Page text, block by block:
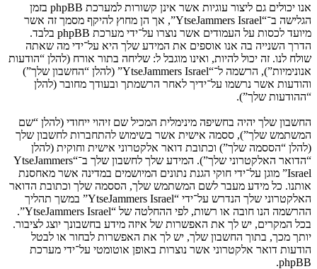
אנו יכולים גם ליצור עוגיות אשר אינן קשורות למערכת phpBB בזמן
הגלישה ב־“YtseJammers Israel”, אך הן מחוץ להיקף מסמך זה אשר
מיועד לכסות על העמודים אשר נוצרו על־ידי מערכת phpBB בלבד.
הדרך השנייה בה אנו אוספים את המידע שלך היא על־ידי מה שאתה
שולח לנו. זה יכול להיות, ואינו מוגבל ל: שליחה בתור אורח (להלן “הודעות
אנונימיות”), הרשמה ל־“YtseJammers Israel” (להלן “החשבון שלך”)
והודעות אשר נרשמו על־ידיך לאחר הרשמתך ובעודך מחובר (להלן
“ההודעות שלך”).
החשבון שלך יהיה בחשיפה מינימלית המכיל שם זיהוי ייחודי (להלן “שם
המשתמש שלך”), ססמה אישית אשר בשימוש להתחברות לחשבון שלך
(להלן “הססמה שלך”) וכתובת דואר אלקטרוני אישית וחוקית (להלן
“הדואר האלקטרוני שלך”). המידע שלך לחשבון שלך ב־“YtseJammers
Israel” מוגן על־ידי חוקי הגנת נתונים המיושמים במדינה אשר מאחסנת
אותנו. כל מידע מעבר לשם המשתמש שלך, הססמה שלך וכתובת הדואר
האלקטרוני שלך הנדרש על־ידי “YtseJammers Israel” במשך תהליך
ההרשמה הנו חובה או רשות, לפי ההחלטה של “YtseJammers Israel”.
בכל המקרים, יש לך את האפשרות של איזה מידע בחשבונך יוצג לציבור.
יותך מכך, בתוך החשבון שלך, יש לך את האפשרות לבחור או לבטל
הודעות דואר אלקטרוני אשר נוצרות באופן אוטומטי על־ידי מערכת
phpBB.